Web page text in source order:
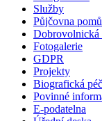
Služby
Půjčovna
Dobrovolnická
Fotogalerie
GDPR
Projekty
Biografická
Povinné
E-podatelna